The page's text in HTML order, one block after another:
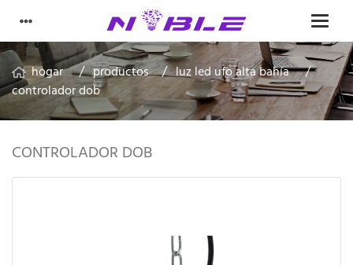
hogar productos
luz led ufo alta bahía
controlador dob
CONTROLADOR DOB